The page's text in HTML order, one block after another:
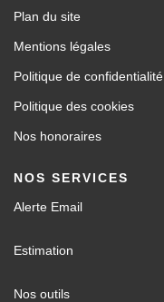
Plan du site
Mentions légales
Politique de confidentialité
Politique des cookies
Nos honoraires
NOS SERVICES
Alerte Email
Estimation
Nos outils